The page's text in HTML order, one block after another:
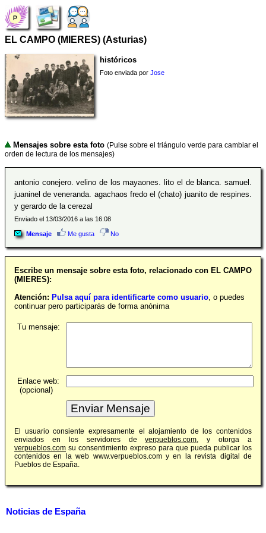
EL CAMPO (MIERES) (Asturias)
históricos
Foto enviada por Jose
Mensajes sobre esta foto (Pulse sobre el triángulo verde para cambiar el
orden de lectura de los mensajes)
antonio conejero. velino de los mayaones. lito el de blanca. samuel.
juaninel de veneranda. agachaos fredo el (chato) juanito de respines.
y gerardo de la cerezal
Enviado el 13/03/2016 a las 16:08
Mensaje Me gusta No
Escribe un mensaje sobre esta foto, relacionado con EL CAMPO
(MIERES):
Atención: Pulsa aquí para identificarte como usuario , o puedes
continuar pero participarás de forma anónima
Tu mensaje:
Enlace web:
(opcional)
El usuario consiente expresamente el alojamiento de los contenidos
enviados en los servidores deverpueblos.com, y otorga a
verpueblos.com su consentimiento expreso para que pueda publicar los
contenidos en la web www.verpueblos.com y en la revista digital de
Pueblos de España.
Noticias de España